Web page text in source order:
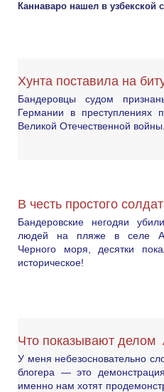
Каннаваро нашел в узбекской
Хунта поставила на
Бандеровцы судом
Германии в преступлениях
Великой Отечественной
В честь простого
Бандеровские негодяи
людей на пляже в селе
Черного моря, десятки
историческое!
Что показывают делом
У меня небезосновательно
блогера — это
именно нам хотят